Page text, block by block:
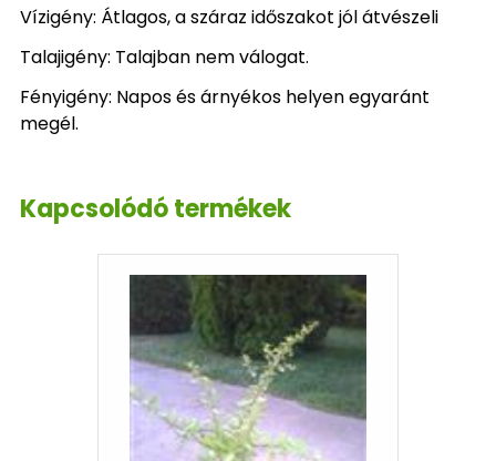
Vízigény: Átlagos, a száraz időszakot jól átvészeli
Talajigény: Talajban nem válogat.
Fényigény: Napos és árnyékos helyen egyaránt
megél.
Kapcsolódó termékek